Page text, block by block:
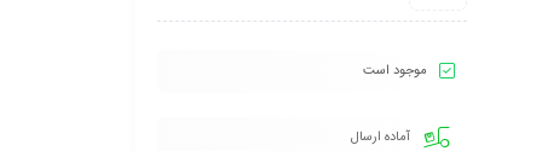
موجود است
آماده ارسال